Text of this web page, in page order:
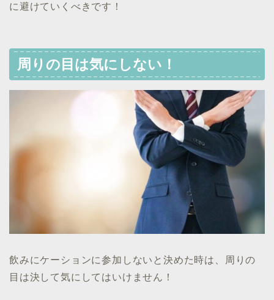
に避けていくべきです！
周りの目は気にしない！
飲みにケーションに参加しないと決めた時は、周りの
目は決して気にしてはいけません！